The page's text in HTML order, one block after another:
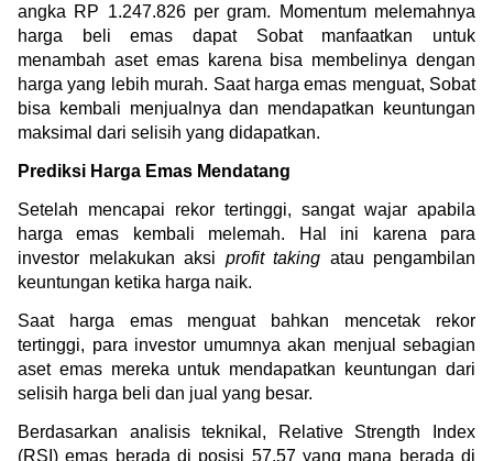
angka RP 1.247.826 per gram. Momentum melemahnya
harga beli emas dapat Sobat manfaatkan untuk
menambah aset emas karena bisa membelinya dengan
harga yang lebih murah. Saat harga emas menguat, Sobat
bisa kembali menjualnya dan mendapatkan keuntungan
maksimal dari selisih yang didapatkan.
Prediksi Harga Emas Mendatang
Setelah mencapai rekor tertinggi, sangat wajar apabila
harga emas kembali melemah. Hal ini karena para
investor melakukan aksi profit taking atau pengambilan
keuntungan ketika harga naik.
Saat harga emas menguat bahkan mencetak rekor
tertinggi, para investor umumnya akan menjual sebagian
aset emas mereka untuk mendapatkan keuntungan dari
selisih harga beli dan jual yang besar.
Berdasarkan analisis teknikal, Relative Strength Index
(RSI) emas berada di posisi 57,57 yang mana berada di